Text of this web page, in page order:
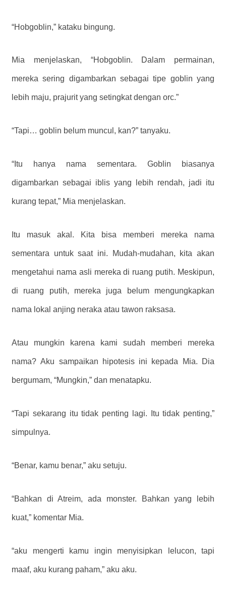
“Hobgoblin,” kataku bingung.
Mia menjelaskan, “Hobgoblin. Dalam permainan,
mereka sering digambarkan sebagai tipe goblin yang
lebih maju, prajurit yang setingkat dengan orc.”
“Tapi… goblin belum muncul, kan?” tanyaku.
“Itu hanya nama sementara. Goblin biasanya
digambarkan sebagai iblis yang lebih rendah, jadi itu
kurang tepat,” Mia menjelaskan.
Itu masuk akal. Kita bisa memberi mereka nama
sementara untuk saat ini. Mudah-mudahan, kita akan
mengetahui nama asli mereka di ruang putih. Meskipun,
di ruang putih, mereka juga belum mengungkapkan
nama lokal anjing neraka atau tawon raksasa.
Atau mungkin karena kami sudah memberi mereka
nama? Aku sampaikan hipotesis ini kepada Mia. Dia
bergumam, “Mungkin,” dan menatapku.
“Tapi sekarang itu tidak penting lagi. Itu tidak penting,”
simpulnya.
“Benar, kamu benar,” aku setuju.
“Bahkan di Atreim, ada monster. Bahkan yang lebih
kuat,” komentar Mia.
“aku mengerti kamu ingin menyisipkan lelucon, tapi
maaf, aku kurang paham,” aku aku.